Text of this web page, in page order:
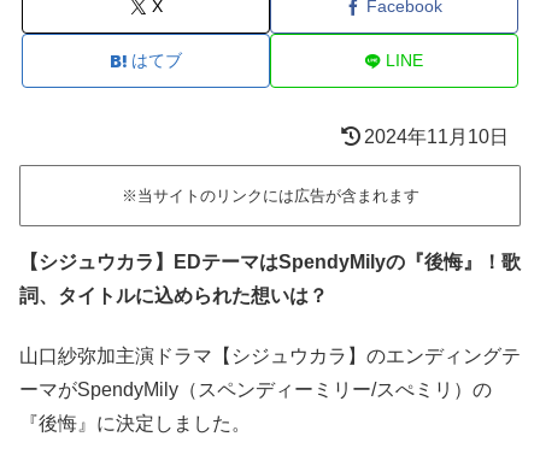
X Facebook
はてブ LINE
2024年11月10日
※当サイトのリンクには広告が含まれます
【シジュウカラ】EDテーマはSpendyMilyの『後悔』！歌
詞、タイトルに込められた想いは？
山口紗弥加主演ドラマ【シジュウカラ】のエンディングテ
ーマがSpendyMily（スペンディーミリー/スぺミリ）の
『後悔』に決定しました。